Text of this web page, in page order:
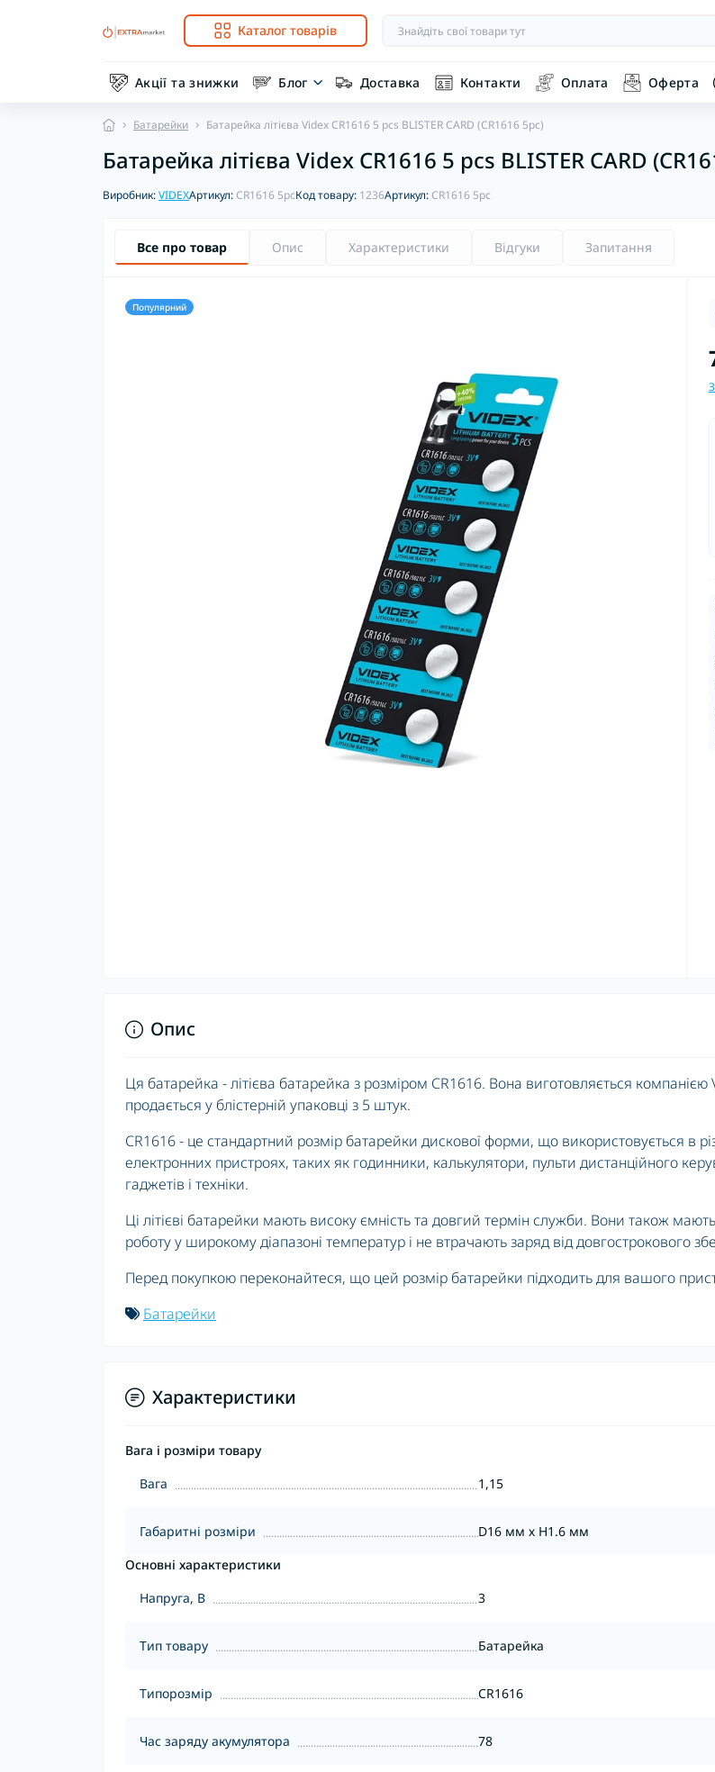
Каталог товарів
Акції та знижки Блог Доставка Контакти Оплата Оферта
Батарейки Батарейка літієва Videx CR1616 5 pcs BLISTER CARD (CR1616 5pc)
Батарейка літієва Videx CR1616 5 pcs BLISTER CARD
Виробник:VIDEXАртикул: CR1616 5pcКод товару: 1236Артикул: CR1616 5pc
Все про товар Опис Характеристики Відгуки Запитання
Популярний
Опис
Ця батарейка - літієва батарейка з розміром CR1616. Вона виготовляється компанією
продається у блістерній упаковці з 5 штук.
CR1616 - це стандартний розмір батарейки дискової форми, що використовується в
електронних пристроях, таких як годинники, калькулятори, пульти дистанційного
гаджетів і техніки.
Ці літієві батарейки мають високу ємність та довгий термін служби. Вони також
роботу у широкому діапазоні температур і не втрачають заряд від довгострокового
Перед покупкою переконайтеся, що цей розмір батарейки підходить для вашого
Батарейки
Характеристики
Вага і розміри товару
Вага
1,15
Габаритні розміри
D16 мм х H1.6 мм
Основні характеристики
Напруга, В
3
Тип товару Батарейка
Типорозмір CR1616
Час заряду акумулятора 78